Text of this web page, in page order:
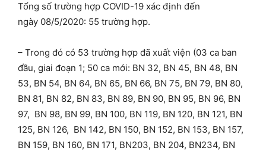
Tổng số trường hợp COVID-19 xác định đến
ngày 08/5/2020: 55 trường hợp.
– Trong đó có 53 trường hợp đã xuất viện (03 ca ban
đầu, giai đoạn 1; 50 ca mới: BN 32, BN 45, BN 48, BN
53, BN 54, BN 64, BN 65, BN 66, BN 75, BN 79, BN 80,
BN 81, BN 82, BN 83, BN 89, BN 90, BN 95, BN 96, BN
97, BN 98, BN 99, BN 100, BN 119, BN 120, BN 121, BN
125, BN 126, BN 142, BN 150, BN 152, BN 153, BN 157,
BN 159, BN 160, BN 171, BN203, BN 204, BN234, BN